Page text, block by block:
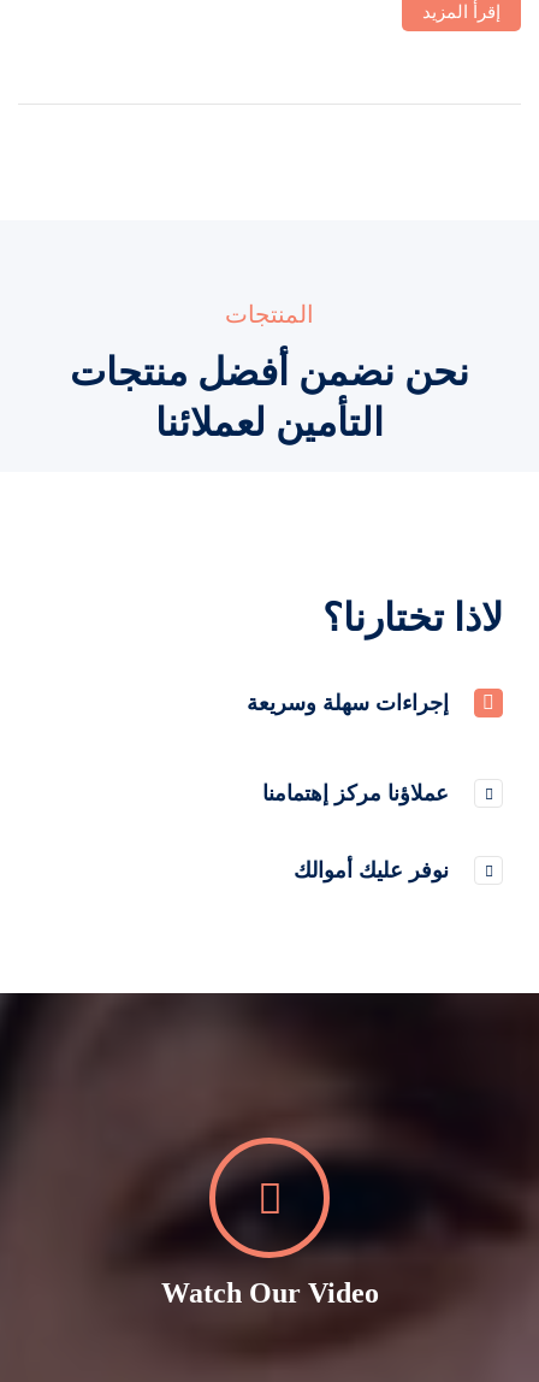
إقرأ المزيد
المنتجات
نحن نضمن أفضل منتجات
التأمين لعملائنا
لاذا تختارنا؟
إجراءات سهلة وسريعة
عملاؤنا مركز إهتمامنا
نوفر عليك أموالك
Watch Our Video